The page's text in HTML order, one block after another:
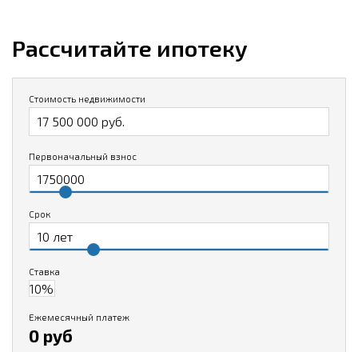
Рассчитайте ипотеку
Стоимость недвижимости
Первоначальный взнос
Срок
Ставка
Ежемесячный платеж
0 руб